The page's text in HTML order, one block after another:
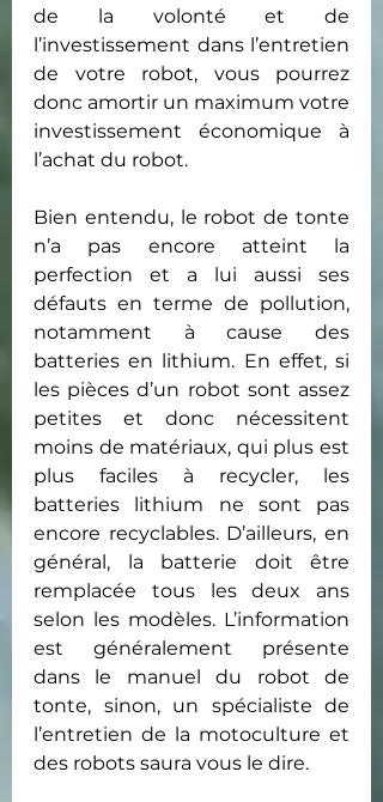
de la volonté et de
l’investissement dans l’entretien
de votre robot, vous pourrez
donc amortir un maximum votre
investissement économique à
l’achat du robot.
Bien entendu, le robot de tonte
n’a pas encore atteint la
perfection et a lui aussi ses
défauts en terme de pollution,
notamment à cause des
batteries en lithium. En effet, si
les pièces d’un robot sont assez
petites et donc nécessitent
moins de matériaux, qui plus est
plus faciles à recycler, les
batteries lithium ne sont pas
encore recyclables. D’ailleurs, en
général, la batterie doit être
remplacée tous les deux ans
selon les modèles. L’information
est généralement présente
dans le manuel du robot de
tonte, sinon, un spécialiste de
l’entretien de la motoculture et
des robots saura vous le dire.